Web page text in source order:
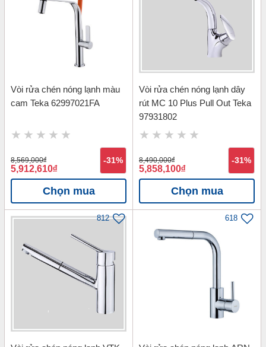
Vòi rửa chén nóng lạnh màu
cam Teka 62997021FA
8,569,000đ
5,912,610đ
-31%
Chọn mua
Vòi rửa chén nóng lạnh dây
rút MC 10 Plus Pull Out Teka
97931802
8,490,000đ
5,858,100đ
-31%
Chọn mua
812 618